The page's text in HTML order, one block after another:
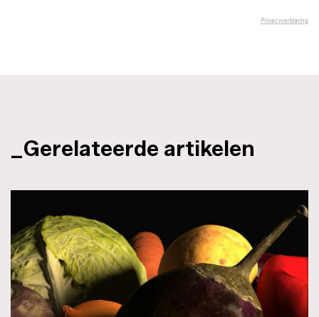
_Gerelateerde artikelen